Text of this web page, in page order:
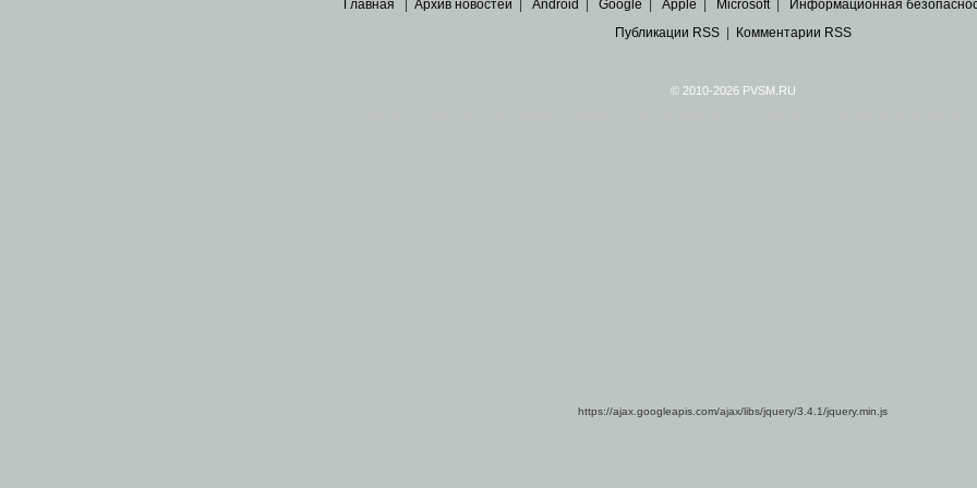
Главная Архив новостей Android Google Apple Microsoft| Информационная
Публикации RSS| Комментарии RSS
© 2010-2026 PVSM.RU
https://ajax.googleapis.com/ajax/libs/jquery/3.4.1/jquery.min.js